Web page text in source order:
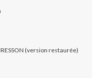
(version restaurée)